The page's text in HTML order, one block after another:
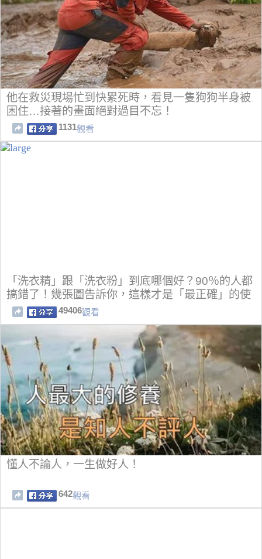
他在救災現場忙到快累死時，看見一隻狗狗半身被
困住…接著的畫面絕對過目不忘！
1131觀看
「洗衣精」跟「洗衣粉」到底哪個好？90％的人都
搞錯了！幾張圖告訴你，這樣才是「最正確」的使
用方法....
49406觀看
懂人不論人，一生做好人！
642觀看